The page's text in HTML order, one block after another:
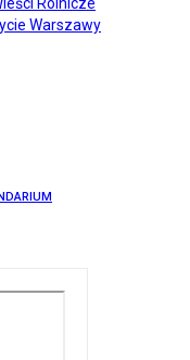
Warszawy